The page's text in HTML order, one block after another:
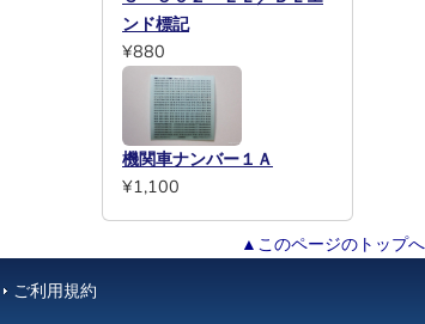
ンド標記
¥880
機関車ナンバー１Ａ
¥1,100
▲このページのトップへ
ご利用規約